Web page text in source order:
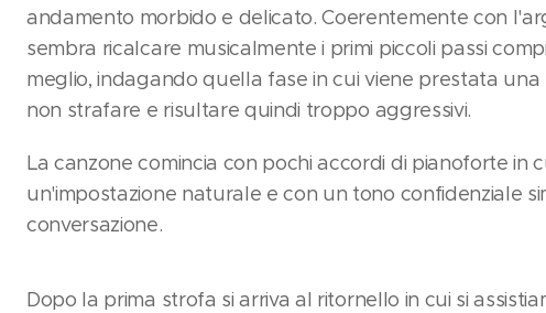
andamento morbido e delicato. Coerentemente con
sembra ricalcare musicalmente i primi piccoli passi
meglio, indagando quella fase in cui viene prestata
non strafare e risultare quindi troppo aggressivi.
La canzone comincia con pochi accordi di pianoforte in
un'impostazione naturale e con un tono confidenziale
conversazione.
Dopo la prima strofa si arriva al ritornello in cui si